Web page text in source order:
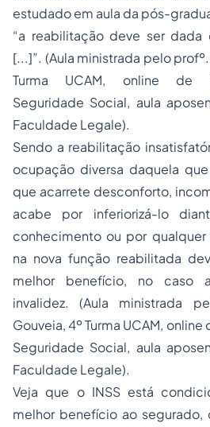
estudado em aula da pós-
“a reabilitação deve ser dada
[...]”. (Aula ministrada pelo
Turma UCAM, online de
Seguridade Social, aula
Faculdade Legale).
Sendo a reabilitação
ocupação diversa daquela
que acarrete desconforto,
acabe por inferiorizá-lo
conhecimento ou por
na nova função reabilitada
melhor benefício, no caso
invalidez. (Aula ministrada
Gouveia, 4º Turma UCAM,
Seguridade Social, aula
Faculdade Legale).
Veja que o INSS está
melhor benefício ao segurado,